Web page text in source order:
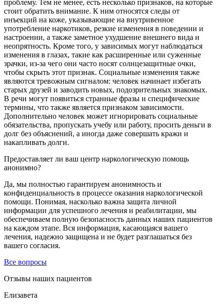
проблему. Тем не менее, есть несколько признаков, на которые
стоит обратить внимание. К ним относятся следы от
инъекций на коже, указывающие на внутривенное
употребление наркотиков, резкие изменения в поведении и
настроении, а также заметное ухудшение внешнего вида и
неопрятность. Кроме того, у зависимых могут наблюдаться
изменения в глазах, такие как расширенные или суженные
зрачки, из-за чего они часто носят солнцезащитные очки,
чтобы скрыть этот признак. Социальные изменения также
являются тревожным сигналом: человек начинает избегать
старых друзей и заводить новых, подозрительных знакомых.
В речи могут появиться странные фразы и специфические
термины, что также является признаком зависимости.
Дополнительно человек может игнорировать социальные
обязательства, пропускать учебу или работу, просить деньги в
долг без объяснений, а иногда даже совершать кражи и
накапливать долги.
Предоставляет ли ваш центр наркологическую помощь
анонимно?
Да, мы полностью гарантируем анонимность и
конфиденциальность в процессе оказания наркологической
помощи. Понимая, насколько важна защита личной
информации для успешного лечения и реабилитации, мы
обеспечиваем полную безопасность данных наших пациентов
на каждом этапе. Вся информация, касающаяся вашего
лечения, надежно защищена и не будет разглашаться без
вашего согласия.
Все вопросы
Отзывы наших пациентов
Елизавета